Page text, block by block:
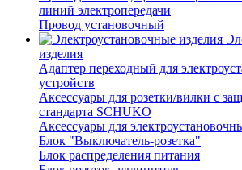
линий электропередачи
Провод установочный
изделия
Адаптер переходный для
устройств
Аксессуары для розетки/вилки с
стандарта SCHUKO
Аксессуары для
Блок "Выключатель-розетка"
Блок распределения питания